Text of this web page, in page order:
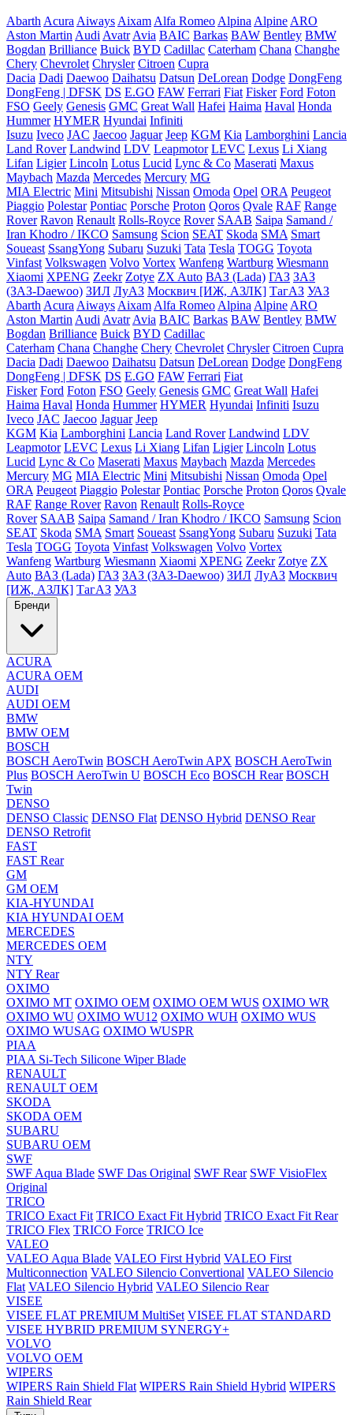
Abarth Acura Aiways Aixam Alfa Romeo Alpina Alpine ARO
Aston Martin Audi Avatr Avia BAIC Barkas BAW Bentley BMW
Bogdan Brilliance Buick BYD Cadillac Caterham Chana Changhe
Chery Chevrolet Chrysler Citroen Cupra
Dacia Dadi Daewoo Daihatsu Datsun DeLorean Dodge DongFeng
DongFeng | DFSK DS E.GO FAW Ferrari Fiat Fisker Ford Foton
FSO Geely Genesis GMC Great Wall Hafei Haima Haval Honda
Hummer HYMER Hyundai Infiniti
Isuzu Iveco JAC Jaecoo Jaguar Jeep KGM Kia Lamborghini Lancia
Land Rover Landwind LDV Leapmotor LEVC Lexus Li Xiang
Lifan Ligier Lincoln Lotus Lucid Lync & Co Maserati Maxus
Maybach Mazda Mercedes Mercury MG
MIA Electric Mini Mitsubishi Nissan Omoda Opel ORA Peugeot
Piaggio Polestar Pontiac Porsche Proton Qoros Qvale RAF Range
Rover Ravon Renault Rolls-Royce Rover SAAB Saipa Samand /
Iran Khodro / IKCO Samsung Scion SEAT Skoda SMA Smart
Soueast SsangYong Subaru Suzuki Tata Tesla TOGG Toyota
Vinfast Volkswagen Volvo Vortex Wanfeng Wartburg Wiesmann
Xiaomi XPENG Zeekr Zotye ZX Auto ВАЗ (Lada) ГАЗ ЗАЗ
(ЗАЗ-Daewoo) ЗИЛ ЛуАЗ Москвич [ИЖ, АЗЛК] ТагАЗ УАЗ
Abarth Acura Aiways Aixam Alfa Romeo Alpina Alpine ARO
Aston Martin Audi Avatr Avia BAIC Barkas BAW Bentley BMW
Bogdan Brilliance Buick BYD Cadillac
Caterham Chana Changhe Chery Chevrolet Chrysler Citroen Cupra
Dacia Dadi Daewoo Daihatsu Datsun DeLorean Dodge DongFeng
DongFeng | DFSK DS E.GO FAW Ferrari Fiat
Fisker Ford Foton FSO Geely Genesis GMC Great Wall Hafei
Haima Haval Honda Hummer HYMER Hyundai Infiniti Isuzu
Iveco JAC Jaecoo Jaguar Jeep
KGM Kia Lamborghini Lancia Land Rover Landwind LDV
Leapmotor LEVC Lexus Li Xiang Lifan Ligier Lincoln Lotus
Lucid Lync & Co Maserati Maxus Maybach Mazda Mercedes
Mercury MG MIA Electric Mini Mitsubishi Nissan Omoda Opel
ORA Peugeot Piaggio Polestar Pontiac Porsche Proton Qoros Qvale
RAF Range Rover Ravon Renault Rolls-Royce
Rover SAAB Saipa Samand / Iran Khodro / IKCO Samsung Scion
SEAT Skoda SMA Smart Soueast SsangYong Subaru Suzuki Tata
Tesla TOGG Toyota Vinfast Volkswagen Volvo Vortex
Wanfeng Wartburg Wiesmann Xiaomi XPENG Zeekr Zotye ZX
Auto ВАЗ (Lada) ГАЗ ЗАЗ (ЗАЗ-Daewoo) ЗИЛ ЛуАЗ Москвич
[ИЖ, АЗЛК] ТагАЗ УАЗ
Бренди
ACURA
ACURA OEM
AUDI
AUDI OEM
BMW
BMW OEM
BOSCH
BOSCH AeroTwin BOSCH AeroTwin APX BOSCH AeroTwin
Plus BOSCH AeroTwin U BOSCH Eco BOSCH Rear BOSCH
Twin
DENSO
DENSO Classic DENSO Flat DENSO Hybrid DENSO Rear
DENSO Retrofit
FAST
FAST Rear
GM
GM OEM
KIA-HYUNDAI
KIA HYUNDAI OEM
MERCEDES
MERCEDES OEM
NTY
NTY Rear
OXIMO
OXIMO MT OXIMO OEM OXIMO OEM WUS OXIMO WR
OXIMO WU OXIMO WU12 OXIMO WUH OXIMO WUS
OXIMO WUSAG OXIMO WUSPR
PIAA
PIAA Si-Tech Silicone Wiper Blade
RENAULT
RENAULT OEM
SKODA
SKODA OEM
SUBARU
SUBARU OEM
SWF
SWF Aqua Blade SWF Das Original SWF Rear SWF VisioFlex
Original
TRICO
TRICO Exact Fit TRICO Exact Fit Hybrid TRICO Exact Fit Rear
TRICO Flex TRICO Force TRICO Ice
VALEO
VALEO Aqua Blade VALEO First Hybrid VALEO First
Multiconnection VALEO Silencio Convertional VALEO Silencio
Flat VALEO Silencio Hybrid VALEO Silencio Rear
VISEE
VISEE FLAT PREMIUM MultiSet VISEE FLAT STANDARD
VISEE HYBRID PREMIUM SYNERGY+
VOLVO
VOLVO OEM
WIPERS
WIPERS Rain Shield Flat WIPERS Rain Shield Hybrid WIPERS
Rain Shield Rear